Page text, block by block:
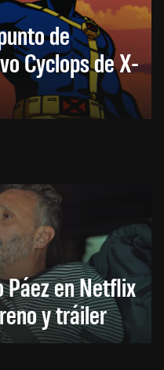
de
Cyclops de X-
Páez en Netflix
y tráiler